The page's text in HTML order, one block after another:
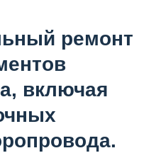
ремонт
включая